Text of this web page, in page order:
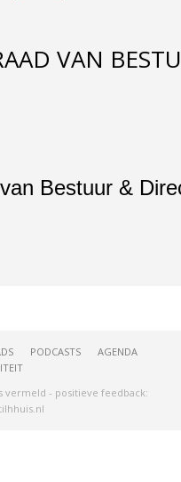
VAN
Bestuur &
PODCASTS
AGENDA
- positieve feedback: